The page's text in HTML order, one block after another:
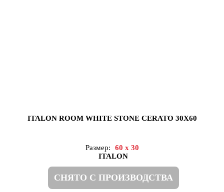
ITALON ROOM WHITE STONE CERATO 30X60
Размер:
60 x 30
ITALON
СНЯТО С ПРОИЗВОДСТВА